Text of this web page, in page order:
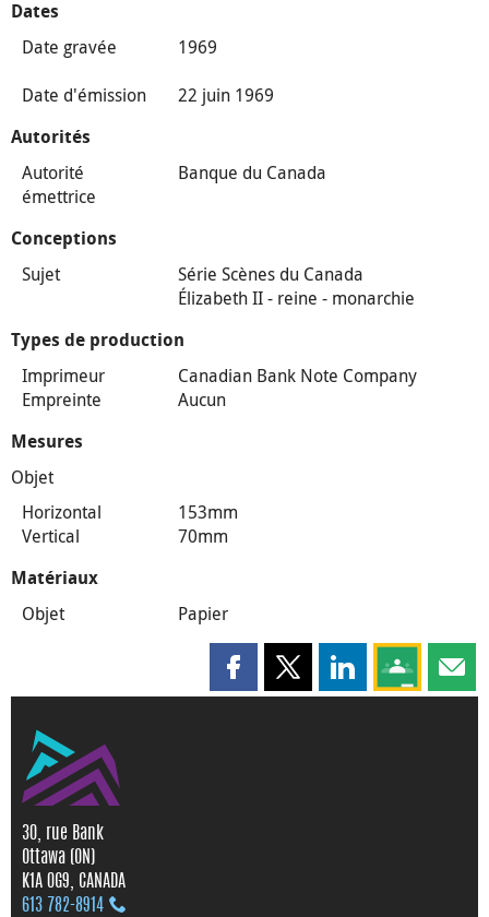
Dates
Date gravée
1969
Date d'émission
22 juin 1969
Autorités
Autorité
émettrice
Banque du Canada
Conceptions
Sujet
Série Scènes du Canada
Élizabeth II - reine - monarchie
Types de production
Imprimeur
Canadian Bank Note Company
Empreinte
Aucun
Mesures
Objet
Horizontal
153mm
Vertical
70mm
Matériaux
Objet Papier
Partager cette page sur
Partager cette page sur X
Partager cette
Partagez
30, rue Bank
Ottawa (ON)
K1A 0G9, CANADA
613 782‑8914